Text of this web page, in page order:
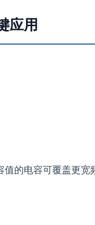
应用
的电容可覆盖更宽